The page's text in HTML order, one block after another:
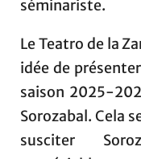
séminariste.
Le Teatro de la
idée de présenter
saison 2025-
Sorozabal. Cela
susciter